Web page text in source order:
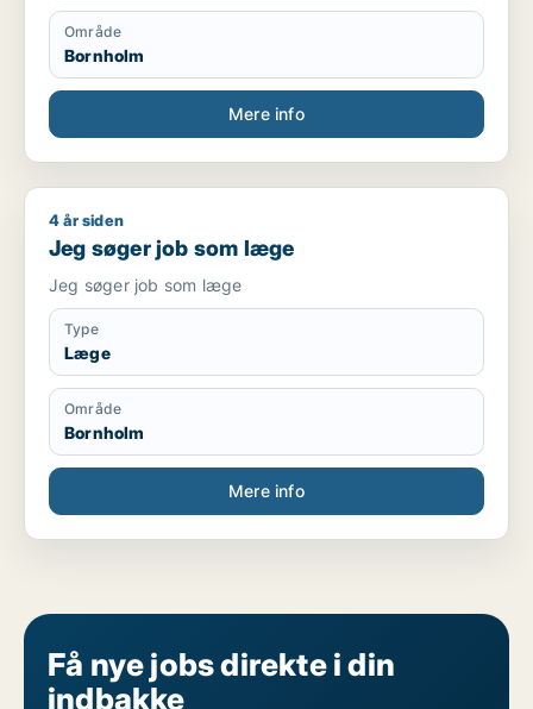
Område
Bornholm
Mere info
Jeg søger job som læge
4 år siden
Jeg søger job som læge
Jeg søger job som læge
Type
Læge
Område
Bornholm
Mere info
Få nye jobs direkte i din
indbakke